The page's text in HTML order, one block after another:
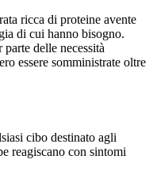
ricca di proteine ​​avente
di cui hanno bisogno.
delle necessità
essere somministrate oltre
cibo destinato agli
reagiscano con sintomi